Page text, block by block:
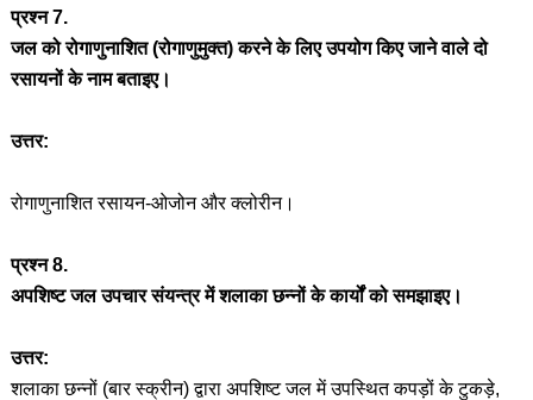
प्रश्न 7.
जल को रोगाणुनाशित (रोगाणुमुक्त) करने के लिए उपयोग किए जाने वाले दो
रसायनों के नाम बताइए।
उत्तर:
रोगाणुनाशित रसायन-ओजोन और क्लोरीन।
प्रश्न 8.
अपशिष्ट जल उपचार संयन्त्र में शलाका छन्नों के कार्यों को समझाइए।
उत्तर:
शलाका छन्नों (बार स्क्रीन) द्वारा अपशिष्ट जल में उपस्थित कपड़ों के टुकड़े,